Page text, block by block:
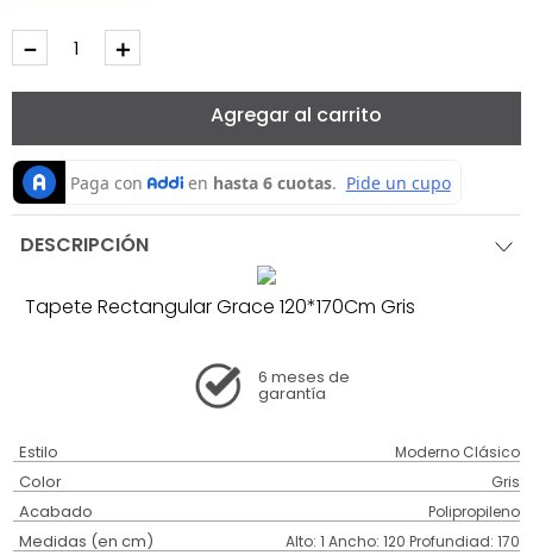
＋
－
Agregar al carrito
DESCRIPCIÓN
Tapete Rectangular Grace 120*170Cm Gris
6 meses de
garantía
Estilo Moderno Clásico
Color Gris
Acabado Polipropileno
Medidas (en cm) Alto: 1 Ancho: 120 Profundiad: 170